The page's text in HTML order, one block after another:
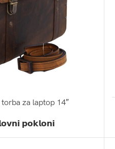
torba za laptop 14″
𝗽𝗼𝗸𝗹𝗼𝗻𝗶